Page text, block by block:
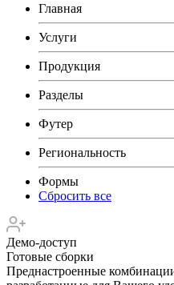
Главная
Услуги
Продукция
Разделы
Футер
Региональность
Формы
Сбросить все
Демо-доступ
Готовые сборки
Преднастроенные